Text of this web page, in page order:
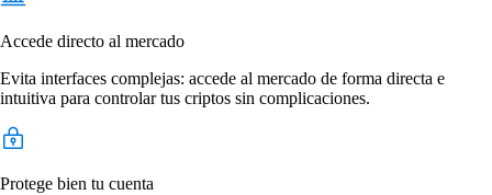
Accede directo al mercado
Evita interfaces complejas: accede al mercado de forma directa e
intuitiva para controlar tus criptos sin complicaciones.
Protege bien tu cuenta